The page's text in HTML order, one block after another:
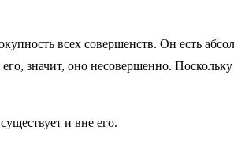
всех совершенств. Он есть
значит, оно несовершенно.
и вне его.